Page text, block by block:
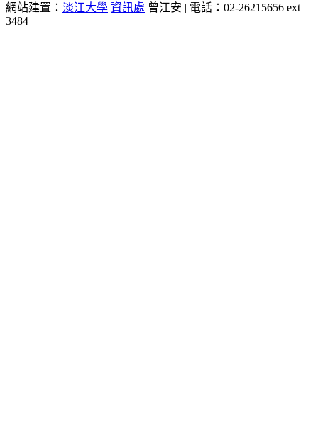
網站建置： 淡江大學 資訊處 曾江安 | 電話：02-26215656 ext
3484